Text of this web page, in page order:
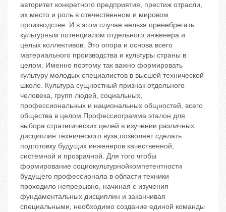
авторитет конкретного предприятия, престиж отрасли,
их место и роль в отечественном и мировом
производстве. И в этом случае нельзя пренебрегать
культурным потенциалом отдельного инженера и
целых коллективов. Это опора и основа всего
материального производства и культуры страны в
целом. Именно поэтому так важно формировать
культуру молодых специалистов в высшей технической
школе. Культура сущностный признак отдельного
человека, групп людей, социальных,
профессиональных и национальных общностей, всего
общества в целом.Профессиограмма эталон для
выбора стратегических целей в изучении различных
дисциплин технического вуза,позволяет сделать
подготовку будущих инженеров качественной,
системной и прозрачной. Для того чтобы
формирование социокультурнойкомпетентности
будущего профессионала в области техники
проходило непрерывно, начиная с изучения
фундаментальных дисциплин и заканчивая
специальными, необходимо создание единой команды